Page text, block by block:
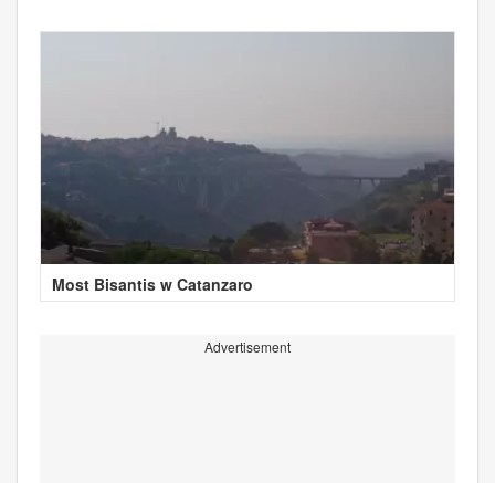
Most Bisantis w Catanzaro
Advertisement